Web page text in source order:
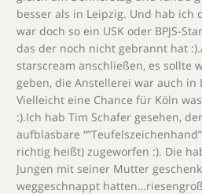
besser als in Leipzig. Und hab ich
war doch so ein USK oder BPJS-
das der noch nicht gebrannt hat
starscream anschließen, es sollte
geben, die Anstellerei war auch in
Vielleicht eine Chance für Köln
:).Ich hab Tim Schafer gesehen,
aufblasbare
richtig heißt) zugeworfen :). Die
Jungen mit seiner Mutter
weggeschnappt